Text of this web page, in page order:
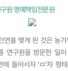
원 명예책임전문원
연을 맺게 된 것은 농
구원을 방문한 일이
들어서자 ‘ㅁ’자 형